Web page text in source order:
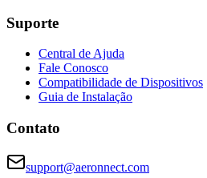
Suporte
Central de Ajuda
Fale Conosco
Compatibilidade de Dispositivos
Guia de Instalação
Contato
support@aeronnect.com